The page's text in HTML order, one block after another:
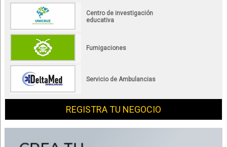
Centro de investigación
educativa
Fumigaciones
Servicio de Ambulancias
REGISTRA TU NEGOCIO